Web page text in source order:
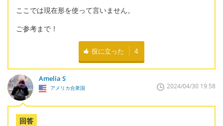
ここでは現在形を使って言いません。
ご参考まで！
役に立った 4
Amelia S
アメリカ合衆国 2024/04/30 19:58
回答